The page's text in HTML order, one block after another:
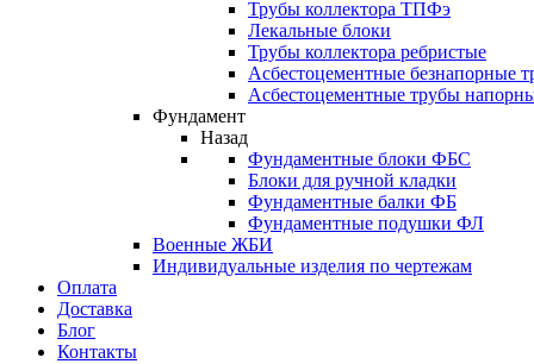
Трубы коллектора ТПФэ
Лекальные блоки
Трубы коллектора ребристые
Асбестоцементные безнапорные
Асбестоцементные трубы
Фундамент
Назад
Фундаментные блоки ФБС
Блоки для ручной кладки
Фундаментные балки ФБ
Фундаментные подушки ФЛ
Военные ЖБИ
Индивидуальные изделия по чертежам
Оплата
Доставка
Блог
Контакты